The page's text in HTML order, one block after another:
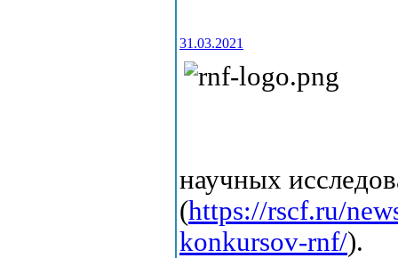
31.03.2021
научных
(https://rscf.ru/
konkursov-rnf/).